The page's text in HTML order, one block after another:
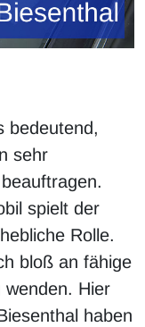
bedeutend,
sehr
spielt der
Rolle.
bloß an fähige
wenden. Hier
haben